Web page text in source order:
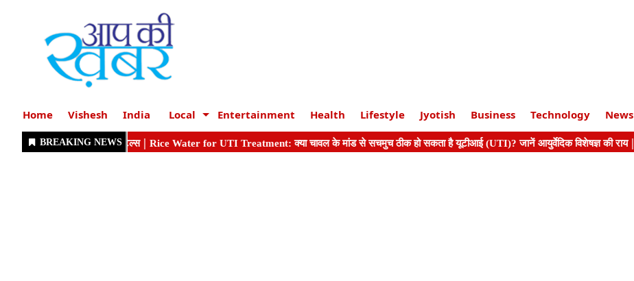
Home Vishesh India Local Entertainment Health Lifestyle Jyotish Business Technology News